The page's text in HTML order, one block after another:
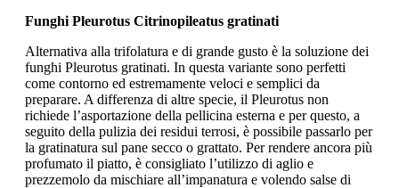
Funghi Pleurotus Citrinopileatus gratinati
Alternativa alla trifolatura e di grande gusto è la soluzione dei
funghi Pleurotus gratinati. In questa variante sono perfetti
come contorno ed estremamente veloci e semplici da
preparare. A differenza di altre specie, il Pleurotus non
richiede l’asportazione della pellicina esterna e per questo, a
seguito della pulizia dei residui terrosi, è possibile passarlo per
la gratinatura sul pane secco o grattato. Per rendere ancora più
profumato il piatto, è consigliato l’utilizzo di aglio e
prezzemolo da mischiare all’impanatura e volendo salse di